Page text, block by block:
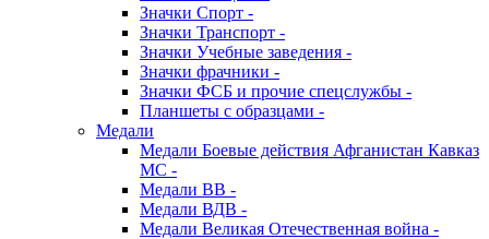
Значки Спорт -
Значки Транспорт -
Значки Учебные заведения -
Значки фрачники -
Значки ФСБ и прочие спецслужбы -
Планшеты с образцами -
Медали
Медали Боевые действия Афганистан Кавказ
МС -
Медали ВВ -
Медали ВДВ -
Медали Великая Отечественная война -